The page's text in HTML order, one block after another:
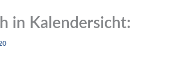
in Kalendersicht: